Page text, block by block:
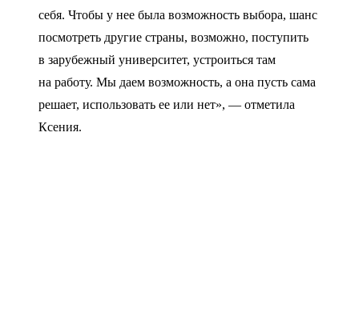
себя. Чтобы у нее была возможность выбора, шанс
посмотреть другие страны, возможно, поступить
в зарубежный университет, устроиться там
на работу. Мы даем возможность, а она пусть сама
решает, использовать ее или нет», — отметила
Ксения.